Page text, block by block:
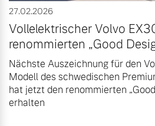
27.02.2026
Vollelektrischer Volvo
renommierten „Good
Nächste Auszeichnung für den
Modell des schwedischen
hat jetzt den renommierten
erhalten